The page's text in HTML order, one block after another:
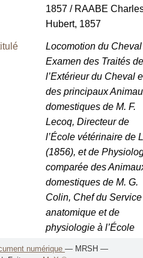
1857 / RAABE
Hubert, 1857
Locomotion du
Examen des Traités de
l’Extérieur du Cheval
des principaux
domestiques de M. F.
Lecoq, Directeur de
l’École vétérinaire de
(1856), et de
comparée des
domestiques de M. G.
Colin, Chef du Service
anatomique et de
physiologie à l’École
numérique — MRSH —